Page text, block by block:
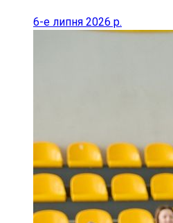
6-е липня 2026 р.